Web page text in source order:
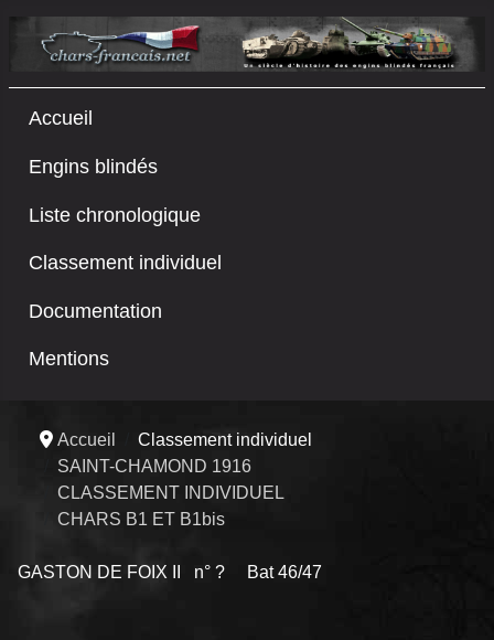
Accueil
Engins blindés
Liste chronologique
Classement individuel
Documentation
Mentions
Accueil
Classement individuel
SAINT-CHAMOND 1916
CLASSEMENT INDIVIDUEL
CHARS B1 ET B1bis
GASTON DE FOIX II n° ? Bat 46/47